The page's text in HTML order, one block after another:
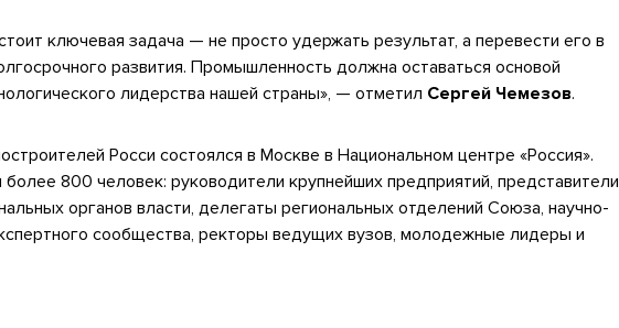
ключевая задача — не просто удержать результат, а перевести его в
развития. Промышленность должна оставаться основой
лидерства нашей страны», — отметил Сергей Чемезов.
Росси состоялся в Москве в Национальном центре «Россия».
более 800 человек: руководители крупнейших предприятий, представители
органов власти, делегаты региональных отделений Союза, научно-
сообщества, ректоры ведущих вузов, молодежные лидеры и